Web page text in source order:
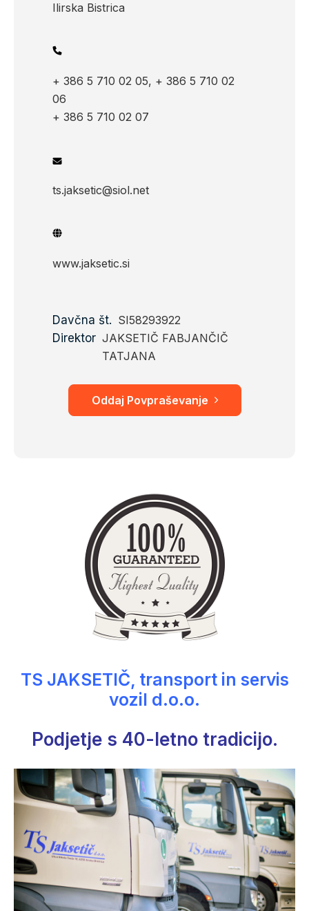
Ilirska Bistrica
+ 386 5 710 02 05, + 386 5 710 02
06
+ 386 5 710 02 07
ts.jaksetic@siol.net
www.jaksetic.si
Davčna št. SI58293922
Direktor JAKSETIČ FABJANČIČ
TATJANA
Oddaj Povpraševanje
TS JAKSETIČ, transport in servis
vozil d.o.o.
Podjetje s 40-letno tradicijo.